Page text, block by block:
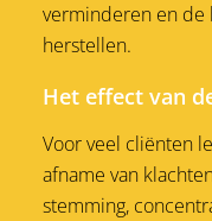
verminderen en de
herstellen.
Het effect van
Voor veel cliënten
afname van
stemming,